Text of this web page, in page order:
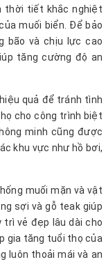
thời tiết khắc nghiệt
muối biển. Để bảo
bão và chịu lực cao
tăng cường độ an
quả để tránh tình
cho công trình biệt
minh cũng được
khu vực như hồ bơi,
muối mặn và vật
sợi và gỗ teak giúp
vẻ đẹp lâu dài cho
gia tăng tuổi thọ của
luôn thoải mái và an